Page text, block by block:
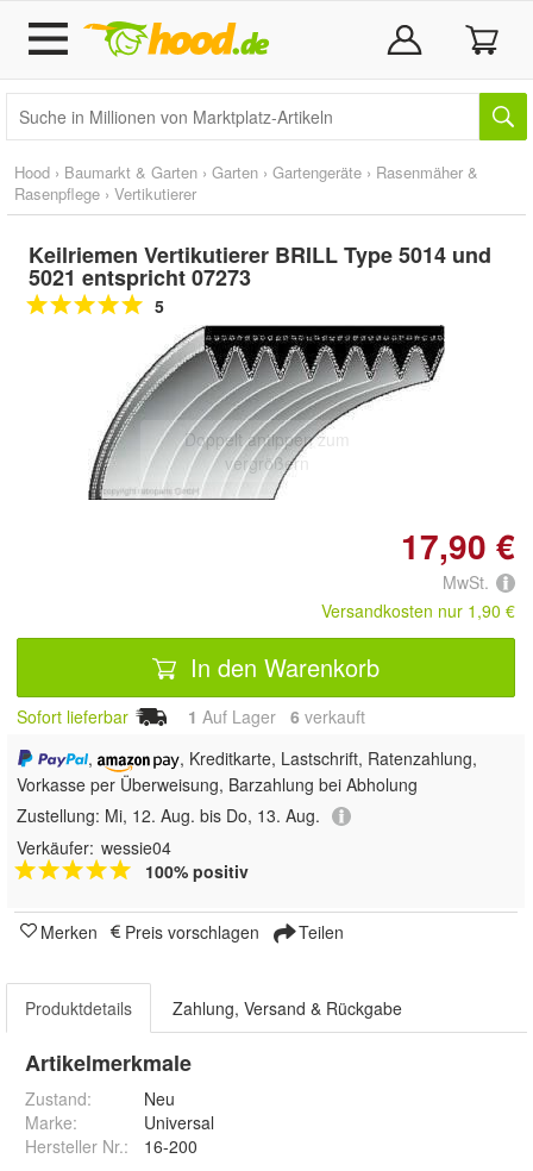
Hood › Baumarkt & Garten › Garten › Gartengeräte › Rasenmäher &
Rasenpflege › Vertikutierer
Keilriemen Vertikutierer BRILL Type 5014 und
5021 entspricht 07273
5
Doppelt antippen zum
vergrößern
17,90 €
MwSt.
Versandkosten nur 1,90 €
In den Warenkorb
Sofort lieferbar 1 Auf Lager 6 verkauft
,
, Kreditkarte, Lastschrift, Ratenzahlung,
Vorkasse per Überweisung, Barzahlung bei Abholung
Zustellung: Mi, 12. Aug. bis Do, 13. Aug.
Verkäufer: wessie04
100% positiv
Merken Preis vorschlagen Teilen
Produktdetails Zahlung, Versand & Rückgabe
Artikelmerkmale
Zustand:
Neu
Marke:
Universal
Hersteller Nr.:
16-200